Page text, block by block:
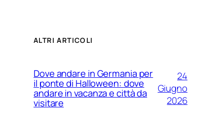
ALTRI ARTICOLI
Dove andare in Germania per
il ponte di Halloween: dove
andare in vacanza e città da
visitare
24
Giugno
2026